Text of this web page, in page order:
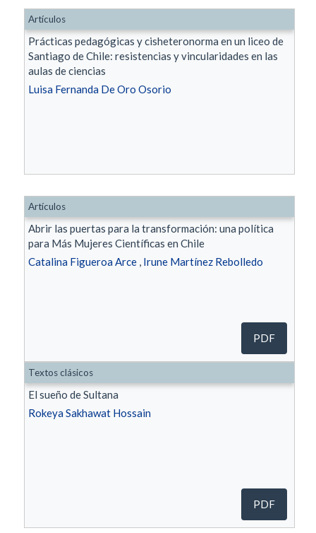
Prácticas pedagógicas y cisheteronorma en un liceo de
Santiago de Chile: resistencias y vincularidades en las
aulas de ciencias
Luisa Fernanda De Oro Osorio
Artículos
Abrir las puertas para la transformación: una política
para Más Mujeres Científicas en Chile
Catalina Figueroa Arce, Irune Martínez Rebolledo
Artículos
PDF
El sueño de Sultana
Rokeya Sakhawat Hossain
Textos clásicos
PDF